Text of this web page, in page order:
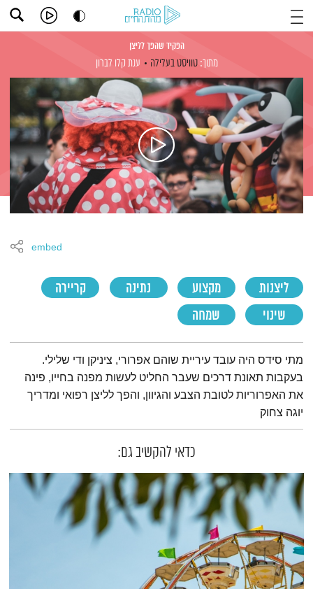
הפקיד שהפך לליצן
מתוך: טוויסט בעלילה ענת קלו לברון
ליצנות מקצוע נתינה
קריירה
שינוי
שמחה
embed
תמצית הפודקאסט
מתי סידס היה עובד עיריית שוהם אפרורי, ציניקן ודי שלילי.
בעקבות תאונת דרכים שעבר החליט לעשות מפנה בחייו, פינה
את האפרוריות לטובת הצבע והגיוון, והפך לליצן רפואי ומדריך
יוגה צחוק
כדאי להקשיב גם: